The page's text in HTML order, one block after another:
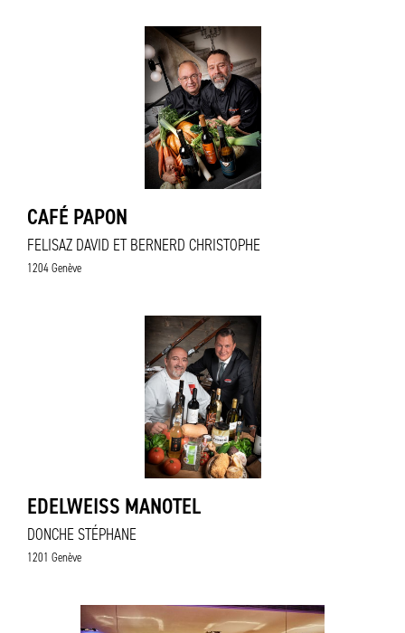
CAFÉ PAPON
FELISAZ DAVID ET BERNERD CHRISTOPHE
1204 Genève
EDELWEISS MANOTEL
DONCHE STÉPHANE
1201 Genève